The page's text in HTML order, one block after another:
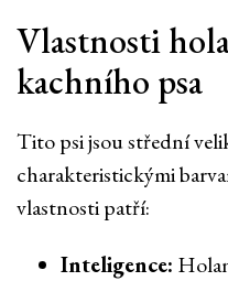
Vlastnosti
kachního psa
Tito psi jsou střední
charakteristickými
vlastnosti patří:
Inteligence: